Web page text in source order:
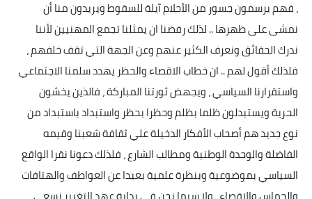
، فهم يرسمون جسور من الأحلام آيلة للسقوط ويريدون منا أن
نمشى على ظهرها .. لذلك رفضنا ان يمثلنا تجمع المهنيين لأننا
ندرك الحقائق ونعرف الكثير عنهم وعن الجهة التي تقف خلفهم ،
فلذلك أقول لهم .. ان خطاب الاقصاء والحظر يهدد سلمنا الاجتماعي
واستقرارنا السياسي ، ويجهض ثورتنا المباركة ، فالذين يخشون
الحرية ويستبدلون ظلما بظلم وحظرا بحظر واستبداد باستبداد من
نوع جديد هم أصحاب الأفكار الدخيلة علي ثقافة شعبنا وقيمه
الفاضلة والوحدة الوطنية ومطالب الشارع ، فلذلك دعونا نقرا الواقع
السياسي بموضوعية وبنظرة علمية بعيدا عن العواطف والهتافات